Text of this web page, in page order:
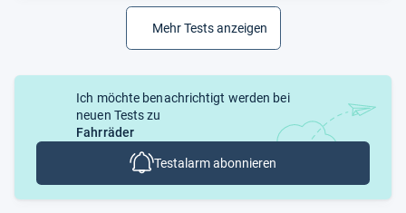
Mehr Tests anzeigen
Ich möchte benachrichtigt werden bei
neuen Tests zu
Fahrräder
Testalarm abonnieren